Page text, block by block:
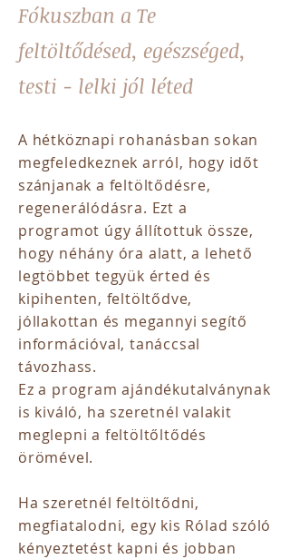
Fókuszban a Te
feltöltődésed, egészséged,
testi - lelki jól léted
A hétköznapi rohanásban sokan
megfeledkeznek arról, hogy időt
szánjanak a feltöltődésre,
regenerálódásra. Ezt a
programot úgy állítottuk össze,
hogy néhány óra alatt, a lehető
legtöbbet tegyük érted és
kipihenten, feltöltődve,
jóllakottan és megannyi segítő
információval, tanáccsal
távozhass.
Ez a program ajándékutalványnak
is kiváló, ha szeretnél valakit
meglepni a feltöltőltődés
örömével.
Ha szeretnél feltöltődni,
megfiatalodni, egy kis Rólad szóló
kényeztetést kapni és jobban